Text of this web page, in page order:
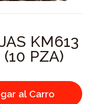
KM613
PZA)
al Carro